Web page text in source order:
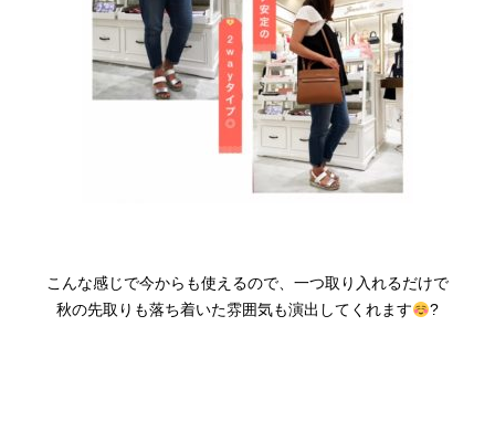
こんな感じで今からも使えるので、一つ取り入れるだけで
秋の先取りも落ち着いた雰囲気も演出してくれます
?